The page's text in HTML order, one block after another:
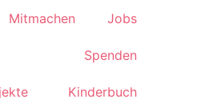
Mitmachen Jobs
Spenden
Kinderbuch